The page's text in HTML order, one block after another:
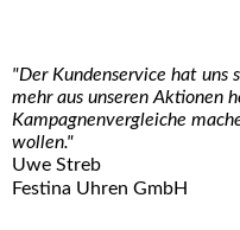
"Der Kundenservice hat uns
mehr aus unseren Aktionen
Kampagnenvergleiche
wollen."
Uwe Streb
Festina Uhren GmbH